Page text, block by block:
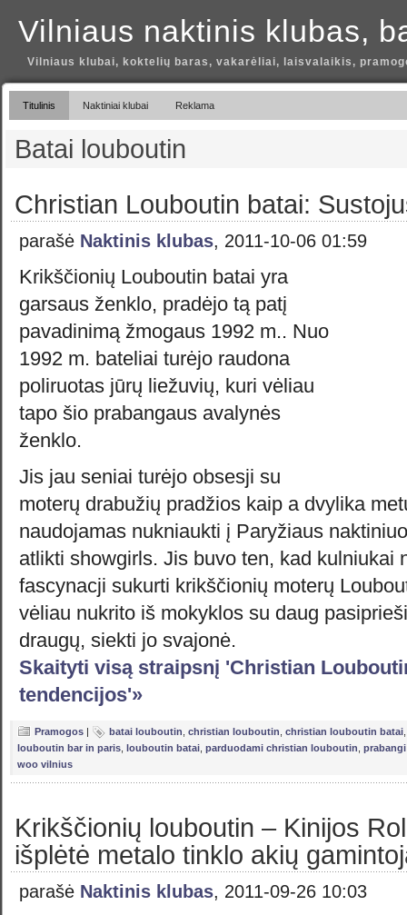
Vilniaus naktinis klubas,
Vilniaus klubai, koktelių baras, vakarėliai, laisvalaikis,
Titulinis Naktiniai klubai Reklama
Batai louboutin
Christian Louboutin batai:
parašė Naktinis klubas, 2011-10-06 01:59
Krikščionių Louboutin batai yra
garsaus ženklo, pradėjo tą patį
pavadinimą žmogaus 1992 m.. Nuo
1992 m. bateliai turėjo raudona
poliruotas jūrų liežuvių, kuri vėliau
tapo šio prabangaus avalynės
ženklo.
Jis jau seniai turėjo obsesji su
moterų drabužių pradžios kaip a dvylika
naudojamas nukniaukti į Paryžiaus
atlikti showgirls. Jis buvo ten, kad kulniukai
fascynacji sukurti krikščionių moterų
vėliau nukrito iš mokyklos su daug
draugų, siekti jo svajonė.
Skaityti visą straipsnį 'Christian
tendencijos'»
Pramogos | batai louboutin christian louboutin christian louboutin batai
louboutin bar in paris louboutin batai parduodami christian louboutin
woo vilnius
Krikščionių louboutin – Kinijos
išplėtė metalo tinklo akių
parašė Naktinis klubas, 2011-09-26 10:03